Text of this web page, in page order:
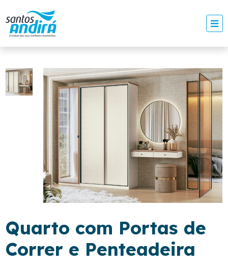
Quarto com Portas de
Correr e Penteadeira